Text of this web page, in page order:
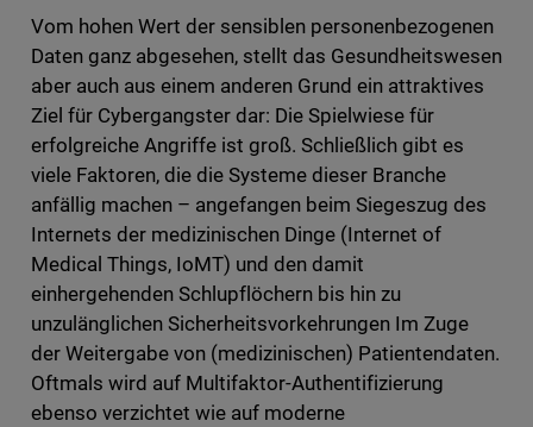
Vom hohen Wert der sensiblen personenbezogenen
Daten ganz abgesehen, stellt das Gesundheitswesen
aber auch aus einem anderen Grund ein attraktives
Ziel für Cybergangster dar: Die Spielwiese für
erfolgreiche Angriffe ist groß. Schließlich gibt es
viele Faktoren, die die Systeme dieser Branche
anfällig machen – angefangen beim Siegeszug des
Internets der medizinischen Dinge (Internet of
Medical Things, IoMT) und den damit
einhergehenden Schlupflöchern bis hin zu
unzulänglichen Sicherheitsvorkehrungen Im Zuge
der Weitergabe von (medizinischen) Patientendaten.
Oftmals wird auf Multifaktor-Authentifizierung
ebenso verzichtet wie auf moderne